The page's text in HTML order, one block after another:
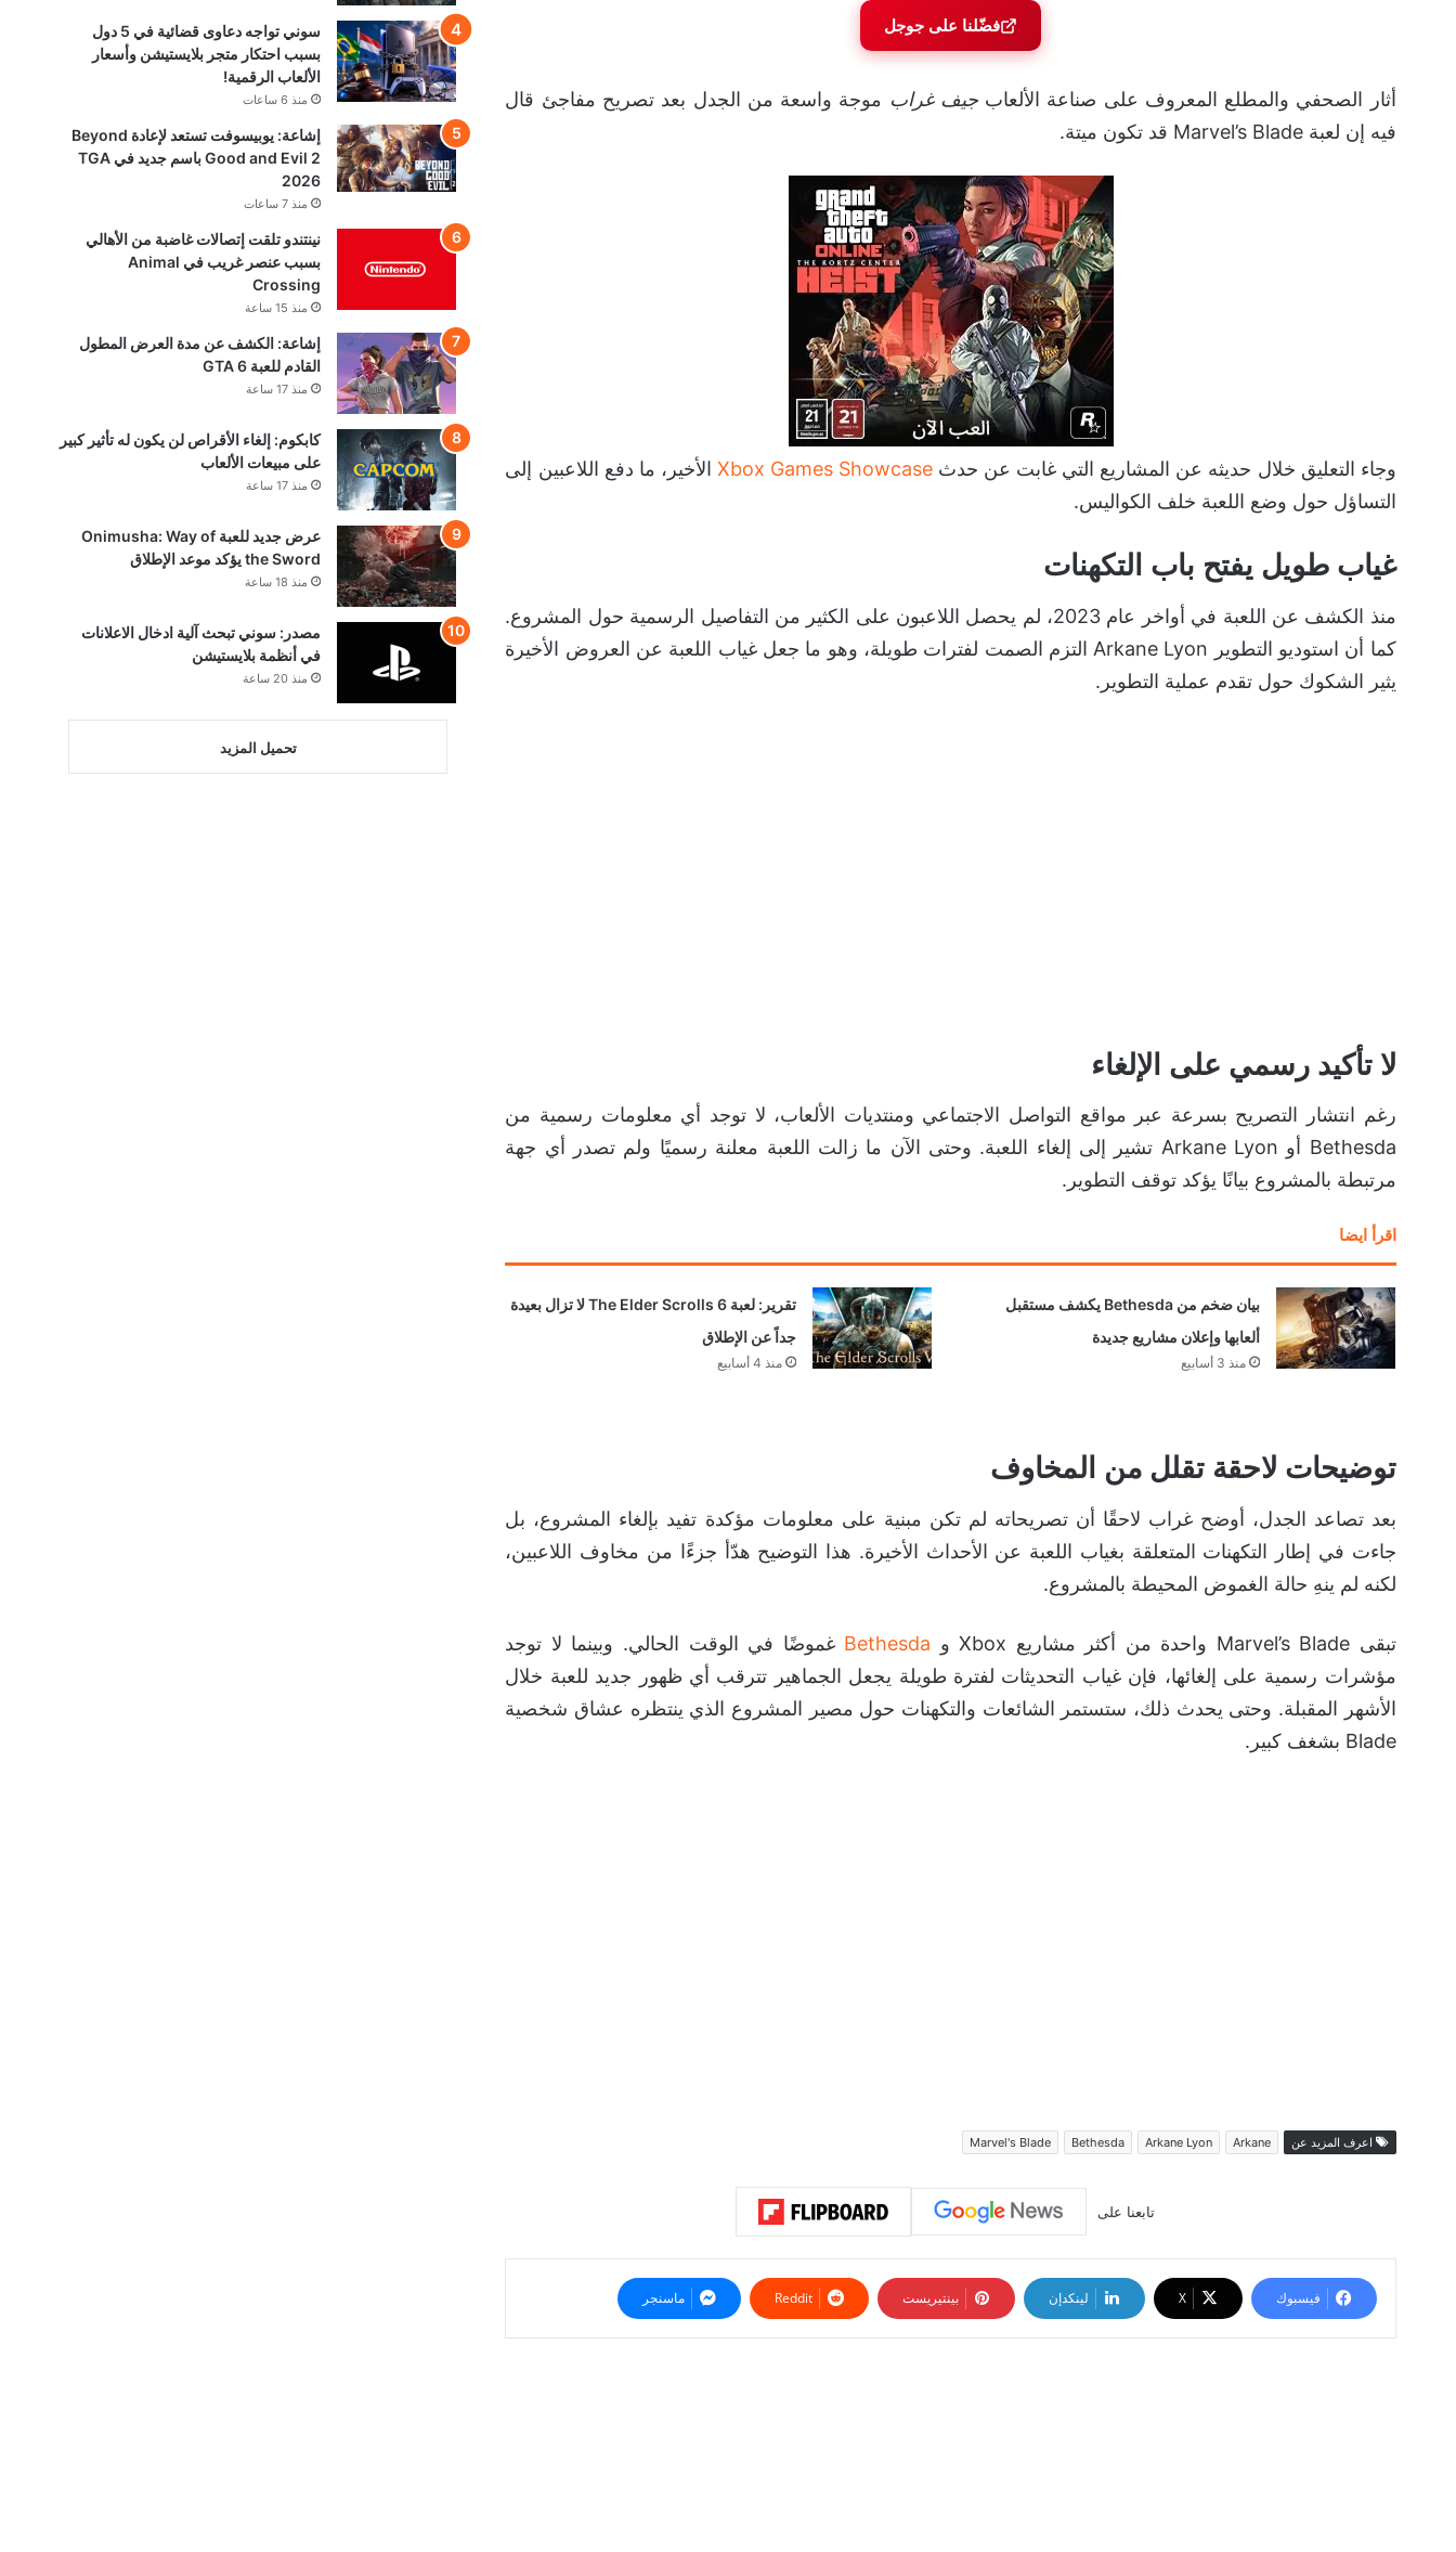
فضّلنا على جوجل
أثار الصحفي والمطلع المعروف على صناعة الألعابجيف غراب موجة واسعة من الجدل بعد تصريح مفاجئ قال
فيه إن لعبة Marvel’s Blade قد تكون ميتة.
وجاء التعليق خلال حديثه عن المشاريع التي غابت عن حدثXbox Games Showcase الأخير، ما دفع اللاعبين إلى
التساؤل حول وضع اللعبة خلف الكواليس.
غياب طويل يفتح باب التكهنات
منذ الكشف عن اللعبة في أواخر عام 2023، لم يحصل اللاعبون على الكثير من التفاصيل الرسمية حول المشروع.
كما أن استوديو التطوير Arkane Lyon التزم الصمت لفترات طويلة، وهو ما جعل غياب اللعبة عن العروض الأخيرة
يثير الشكوك حول تقدم عملية التطوير.
لا تأكيد رسمي على الإلغاء
رغم انتشار التصريح بسرعة عبر مواقع التواصل الاجتماعي ومنتديات الألعاب، لا توجد أي معلومات رسمية من
Bethesda أو Arkane Lyon تشير إلى إلغاء اللعبة. وحتى الآن ما زالت اللعبة معلنة رسميًا ولم تصدر أي جهة
مرتبطة بالمشروع بيانًا يؤكد توقف التطوير.
اقرأ ايضا
بيان ضخم من Bethesda يكشف مستقبل
ألعابها وإعلان مشاريع جديدة
منذ 3 أسابيع
تقرير: لعبة The Elder Scrolls 6 لا تزال بعيدة
جداً عن الإطلاق
منذ 4 أسابيع
توضيحات لاحقة تقلل من المخاوف
بعد تصاعد الجدل، أوضح غراب لاحقًا أن تصريحاته لم تكن مبنية على معلومات مؤكدة تفيد بإلغاء المشروع، بل
جاءت في إطار التكهنات المتعلقة بغياب اللعبة عن الأحداث الأخيرة. هذا التوضيح هدّأ جزءًا من مخاوف اللاعبين،
لكنه لم ينهِ حالة الغموض المحيطة بالمشروع.
تبقى Marvel’s Blade واحدة من أكثر مشاريع Xbox و Bethesda غموضًا في الوقت الحالي. وبينما لا توجد
مؤشرات رسمية على إلغائها، فإن غياب التحديثات لفترة طويلة يجعل الجماهير تترقب أي ظهور جديد للعبة خلال
الأشهر المقبلة. وحتى يحدث ذلك، ستستمر الشائعات والتكهنات حول مصير المشروع الذي ينتظره عشاق شخصية
Blade بشغف كبير.
اعرف المزيد عن Arkane
Arkane Lyon
Bethesda
Marvel's Blade
تابعنا على
فيسبوك ‫X لينكدإن بينتيريست ‏Reddit ماسنجر
سوني تواجه دعاوى قضائية في 5 دول
بسبب احتكار متجر بلايستيشن وأسعار
الألعاب الرقمية!
منذ 6 ساعات
إشاعة: يوبيسوفت تستعد لإعادة Beyond
Good and Evil 2 باسم جديد في TGA
2026
منذ 7 ساعات
نينتندو تلقت إتصالات غاضبة من الأهالي
بسبب عنصر غريب في Animal
Crossing
منذ 15 ساعة
إشاعة: الكشف عن مدة العرض المطول
القادم للعبة GTA 6
منذ 17 ساعة
كابكوم: إلغاء الأقراص لن يكون له تأثير كبير
على مبيعات الألعاب
منذ 17 ساعة
عرض جديد للعبة Onimusha: Way of
the Sword يؤكد موعد الإطلاق
منذ 18 ساعة
مصدر: سوني تبحث آلية ادخال الاعلانات
في أنظمة بلايستيشن
منذ 20 ساعة
تحميل المزيد